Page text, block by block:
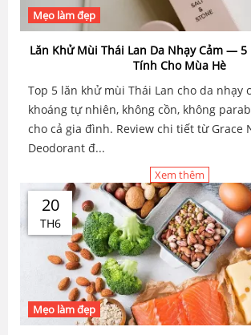
Mẹo làm đẹp
Lăn Khử Mùi Thái Lan Da Nhạy Cảm — 5
Tính Cho Mùa Hè
Top 5 lăn khử mùi Thái Lan cho da nhạy
khoáng tự nhiên, không cồn, không
cho cả gia đình. Review chi tiết từ Grace
Deodorant đ...
Xem thêm
20
TH6
Mẹo làm đẹp